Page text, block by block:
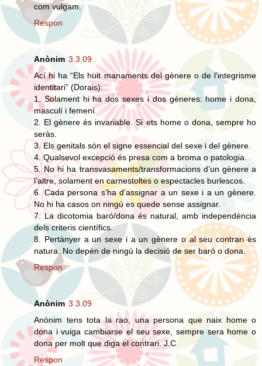
com vulgam.
Respon
Anònim 3.3.09
Ací hi ha “Els huit manaments del gènere o de l'integrisme
identitari” (Dorais):
1. Solament hi ha dos sexes i dos gèneres: home i dona,
masculí i femení.
2. El gènere és invariable. Si ets home o dona, sempre ho
seràs.
3. Els genitals són el signe essencial del sexe i del gènere.
4. Qualsevol excepció és presa com a broma o patologia.
5. No hi ha transvasaments/transformacions d’un gènere a
l’altre, solament en carnestoltes o espectacles burlescos.
6. Cada persona s’ha d’assignar a un sexe i a un gènere.
No hi ha casos on ningú es quede sense assignar.
7. La dicotomia baró/dona és natural, amb independència
dels criteris científics.
8. Pertànyer a un sexe i a un gènere o al seu contrari és
natura. No depèn de ningú la decisió de ser baró o dona.
Respon
Anònim 3.3.09
Anònim tens tota la rao, una persona que naix home o
dona i vuiga cambiarse el seu sexe, sempre sera home o
dona per molt que diga el contrari. J.C
Respon